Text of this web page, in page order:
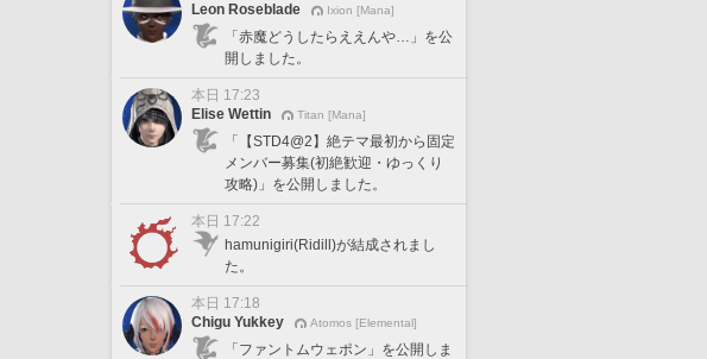
Leon Roseblade
Ixion [Mana]
「赤魔どうしたらええんや…」を公
開しました。
本日 17:23
Elise Wettin
Titan [Mana]
「【STD4@2】絶テマ最初から固定
メンバー募集(初絶歓迎・ゆっくり
攻略)」を公開しました。
本日 17:22
hamunigiri(Ridill)が結成されまし
た。
本日 17:18
Chigu Yukkey
Atomos [Elemental]
「ファントムウェポン」を公開しま